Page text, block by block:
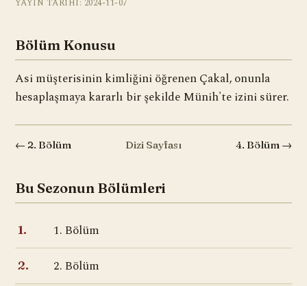
YAYIN TARIHI: 2024-11-07
Bölüm Konusu
Asi müşterisinin kimliğini öğrenen Çakal, onunla
hesaplaşmaya kararlı bir şekilde Münih'te izini sürer.
← 2. Bölüm Dizi Sayfası 4. Bölüm →
Bu Sezonun Bölümleri
1. 1. Bölüm
2. 2. Bölüm